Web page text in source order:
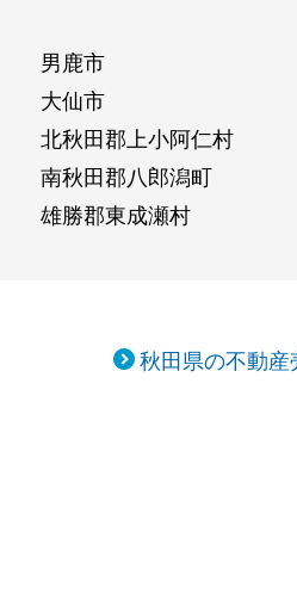
男鹿市
大仙市
北秋田郡上小阿仁村
南秋田郡八郎潟町
雄勝郡東成瀬村
秋田県の不動産